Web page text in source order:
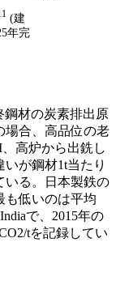
(建
年完
鋼材の炭素排出原
場合、高品位の老
高炉から出銑し
が鋼材1t当たり
いる。日本製鉄の
も低いのは平均
で、2015年の
tを記録してい